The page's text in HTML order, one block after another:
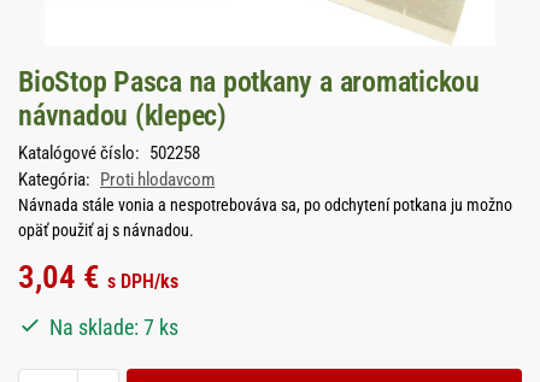
BioStop Pasca na potkany a aromatickou
návnadou (klepec)
Katalógové číslo: 502258
Kategória: Proti hlodavcom
Návnada stále vonia a nespotrebováva sa, po odchytení potkana ju možno
opäť použiť aj s návnadou.
3,04 € s DPH/ks
Na sklade: 7 ks